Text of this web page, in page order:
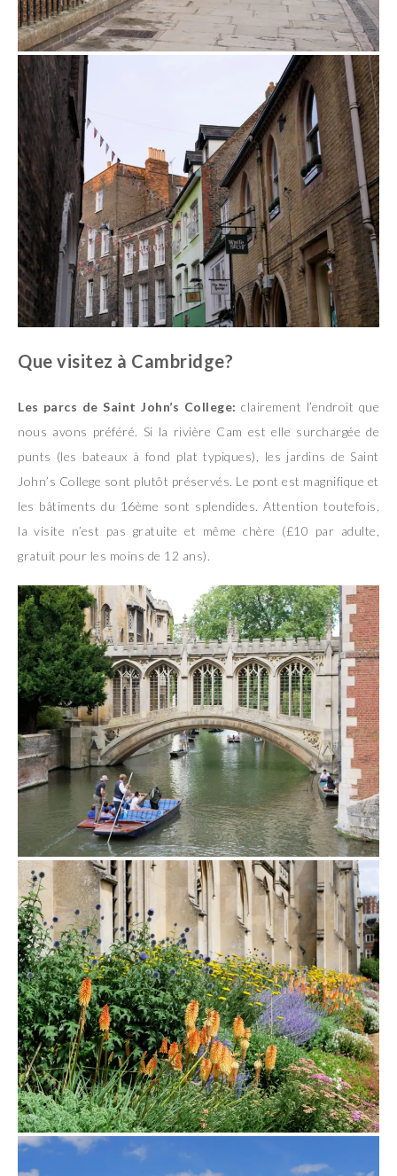
Que visitez à Cambridge?
Les parcs de Saint John’s College: clairement l’endroit que
nous avons préféré. Si la rivière Cam est elle surchargée de
punts (les bateaux à fond plat typiques), les jardins de Saint
John’s College sont plutôt préservés. Le pont est magnifique et
les bâtiments du 16ème sont splendides. Attention toutefois,
la visite n’est pas gratuite et même chère (£10 par adulte,
gratuit pour les moins de 12 ans).